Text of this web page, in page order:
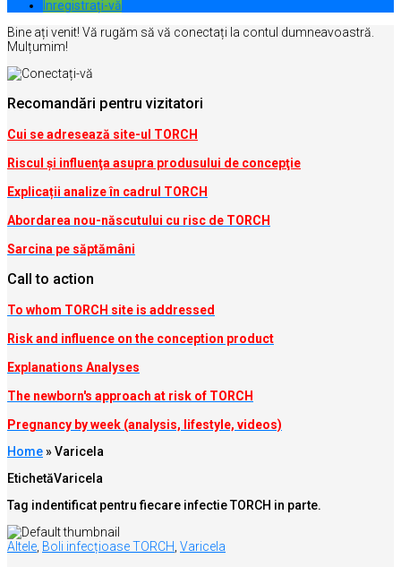
Inregistrați-vă
Bine ați venit! Vă rugăm să vă conectați la contul dumneavoastră.
Mulțumim!
Recomandări pentru vizitatori
Cui se adresează site-ul TORCH
Riscul şi influenţa asupra produsului de concepţie
Explicații analize în cadrul TORCH
Abordarea nou-născutului cu risc de TORCH
Sarcina pe săptămâni
Call to action
To whom TORCH site is addressed
Risk and influence on the conception product
Explanations Analyses
The newborn's approach at risk of TORCH
Pregnancy by week (analysis, lifestyle, videos)
Home»Varicela
EtichetăVaricela
Tag indentificat pentru fiecare infectie TORCH in parte.
Altele Boli infecțioase TORCH Varicela